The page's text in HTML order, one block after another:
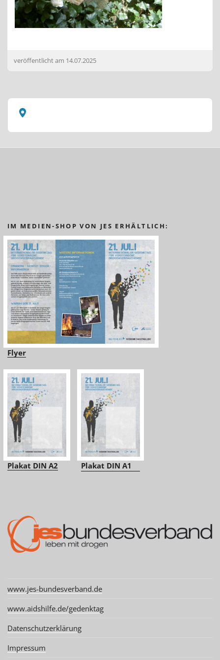
veröffentlicht am 14.07.2025
IM MEDIEN-SHOP VON JES ERHÄLTLICH:
Flyer
Plakat DIN A2 Plakat DIN A1
www.jes-bundesverband.de
www.aidshilfe.de/gedenktag
Datenschutzerklärung
Impressum